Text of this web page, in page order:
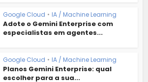
Google Cloud • IA / Machine Learning
Adote o Gemini Enterprise com
especialistas em agentes...
Google Cloud • IA / Machine Learning
Planos Gemini Enterprise: qual
escolher para a sua...